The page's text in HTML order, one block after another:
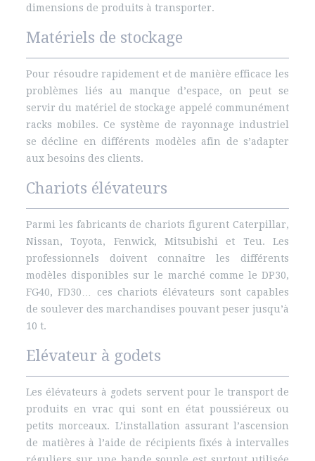
dimensions de produits à transporter.
Matériels de stockage
Pour résoudre rapidement et de manière efficace les
problèmes liés au manque d’espace, on peut se
servir du matériel de stockage appelé communément
racks mobiles. Ce système de rayonnage industriel
se décline en différents modèles afin de s’adapter
aux besoins des clients.
Chariots élévateurs
Parmi les fabricants de chariots figurent Caterpillar,
Nissan, Toyota, Fenwick, Mitsubishi et Teu. Les
professionnels doivent connaître les différents
modèles disponibles sur le marché comme le DP30,
FG40, FD30… ces chariots élévateurs sont capables
de soulever des marchandises pouvant peser jusqu’à
10 t.
Elévateur à godets
Les élévateurs à godets servent pour le transport de
produits en vrac qui sont en état poussiéreux ou
petits morceaux. L’installation assurant l’ascension
de matières à l’aide de récipients fixés à intervalles